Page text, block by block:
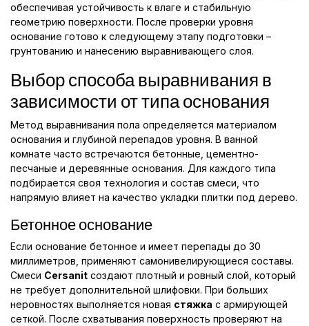
обеспечивая устойчивость к влаге и стабильную
геометрию поверхности. После проверки уровня
основание готово к следующему этапу подготовки –
грунтованию и нанесению выравнивающего слоя.
Выбор способа выравнивания в
зависимости от типа основания
Метод выравнивания пола определяется материалом
основания и глубиной перепадов уровня. В ванной
комнате часто встречаются бетонные, цементно-
песчаные и деревянные основания. Для каждого типа
подбирается своя технология и состав смеси, что
напрямую влияет на качество укладки плитки под дерево.
Бетонное основание
Если основание бетонное и имеет перепады до 30
миллиметров, применяют самонивелирующиеся составы.
Смеси Cersanit создают плотный и ровный слой, который
не требует дополнительной шлифовки. При больших
неровностях выполняется новая стяжка с армирующей
сеткой. После схватывания поверхность проверяют на